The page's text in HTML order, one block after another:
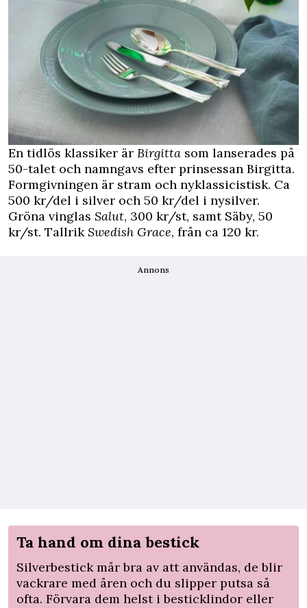
En tidlös klassiker är Birgitta som lanserades på
50-talet och namngavs efter prinsessan Birgitta.
Formgivningen är stram och nyklassicistisk. Ca
500 kr/del i silver och 50 kr/del i nysilver.
Gröna vinglas Salut, 300 kr/st, samt Säby, 50
kr/st. TallrikSwedish Grace, från ca 120 kr.
Annons
Ta hand om dina bestick
Silverbestick mår bra av att användas, de blir
vackrare med åren och du slipper putsa så
ofta. Förvara dem helst i besticklindor eller